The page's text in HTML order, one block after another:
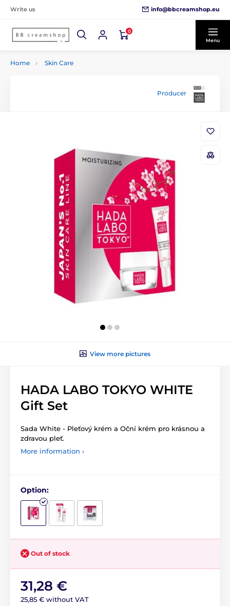
Write us info@bbcreamshop.eu
0
Menu
Home Skin Care
Producer
View more pictures
HADA LABO TOKYO WHITE
Gift Set
Sada White - Pleťový krém a Oční krém pro krásnou a
zdravou pleť.
More information ›
Option:
Out of stock
31,28 €
25,85 € without VAT